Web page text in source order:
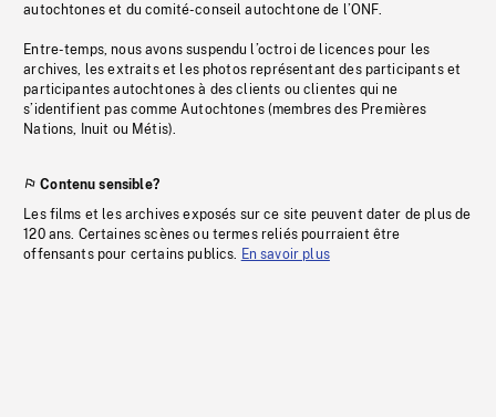
autochtones et du comité-conseil autochtone de l’ONF.
Entre-temps, nous avons suspendu l’octroi de licences pour les
archives, les extraits et les photos représentant des participants et
participantes autochtones à des clients ou clientes qui ne
s’identifient pas comme Autochtones (membres des Premières
Nations, Inuit ou Métis).
Contenu sensible?
Les films et les archives exposés sur ce site peuvent dater de plus de
120 ans. Certaines scènes ou termes reliés pourraient être
offensants pour certains publics. En savoir plus